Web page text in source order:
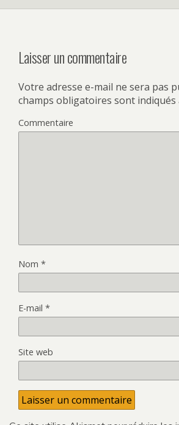
Laisser un commentaire
Votre adresse e-mail ne sera pas
champs obligatoires sont indiqués
Commentaire
Nom *
E-mail *
Site web